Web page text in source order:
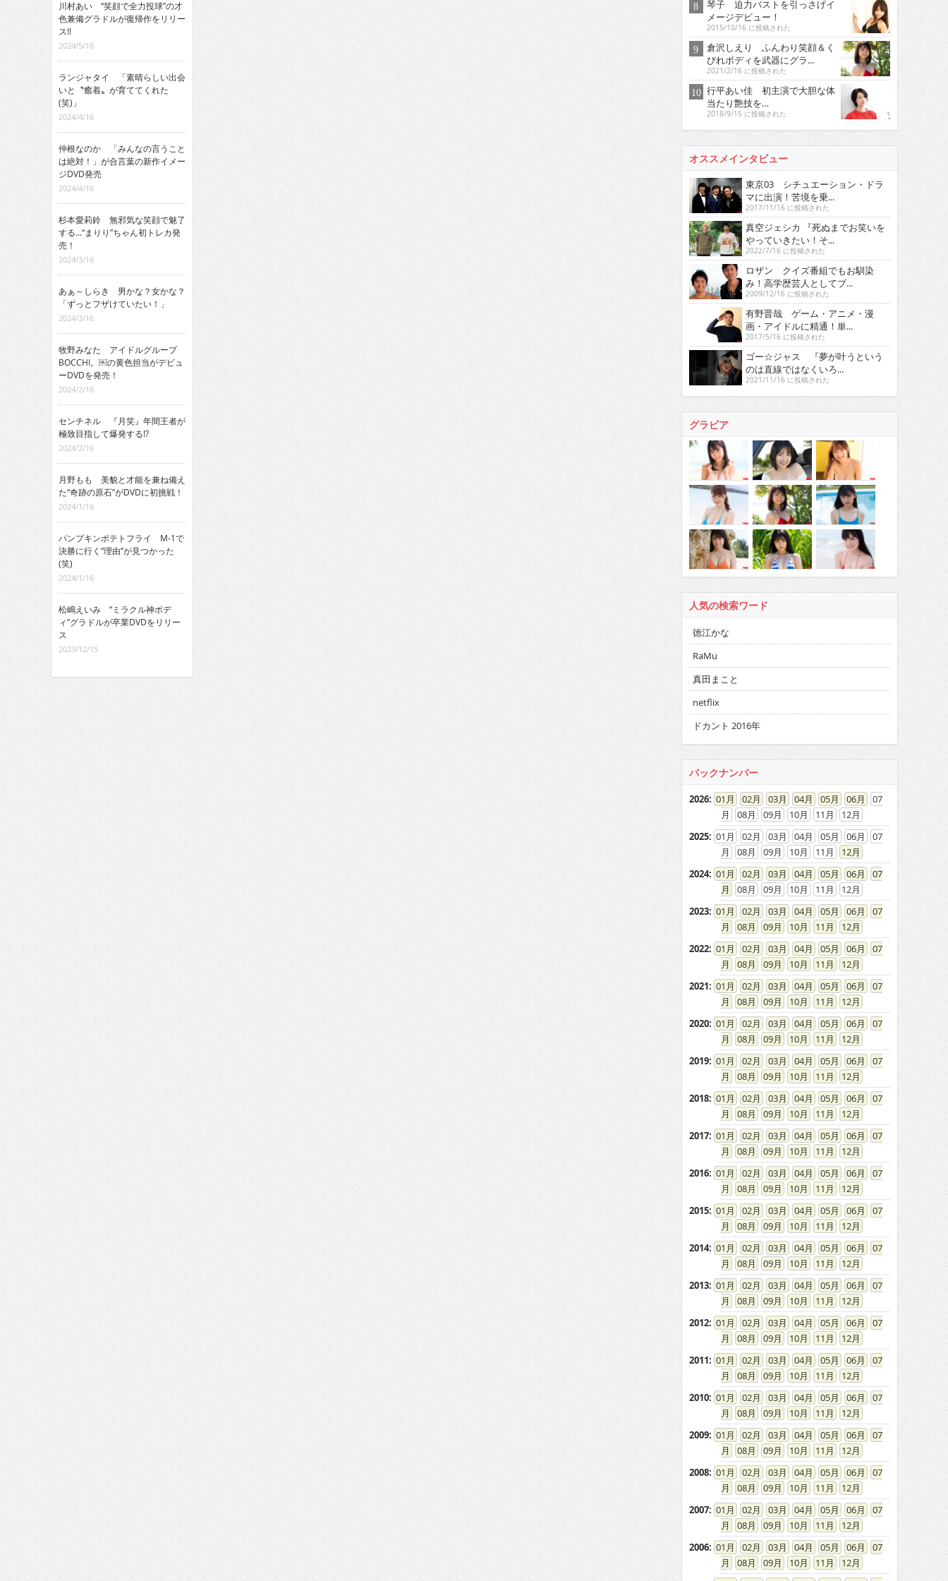
川村あい “笑顔で全力投球”の才
色兼備グラドルが復帰作をリリー
ス!!
2024/5/16
ランジャタイ 「素晴らしい出会
いと〝癒着〟が育ててくれた
(笑)」
2024/4/16
仲根なのか 「みんなの言うこと
は絶対！」が合言葉の新作イメー
ジDVD発売
2024/4/16
杉本愛莉鈴 無邪気な笑顔で魅了
する…“まりり”ちゃん初トレカ発
売！
2024/3/16
あぁ～しらき 男かな？女かな？
「ずっとフザけていたい！」
2024/3/16
牧野みなた アイドルグループ
BOCCHI。￼の黄色担当がデビュ
ーDVDを発売！
2024/2/16
センチネル 『月笑』年間王者が
極致目指して爆発する!?
2024/2/16
月野もも 美貌と才能を兼ね備え
た“奇跡の原石”がDVDに初挑戦！
2024/1/16
パンプキンポテトフライ M-1で
決勝に行く“理由”が見つかった
(笑)
2024/1/16
松嶋えいみ “ミラクル神ボデ
ィ”グラドルが卒業DVDをリリー
ス
2023/12/15
琴子 迫力バストを引っさげイ
メージデビュー！
2015/10/16 に投稿された
倉沢しえり ふんわり笑顔＆く
びれボディを武器にグラ...
2021/2/16 に投稿された
行平あい佳 初主演で大胆な体
当たり艶技を…
2018/9/15 に投稿された
オススメインタビュー
東京03 シチュエーション・ドラ
マに出演！苦境を乗...
2017/11/16 に投稿された
真空ジェシカ 『死ぬまでお笑いを
やっていきたい！そ...
2022/7/16 に投稿された
ロザン クイズ番組でもお馴染
み！高学歴芸人としてブ...
2009/12/16 に投稿された
有野晋哉 ゲーム・アニメ・漫
画・アイドルに精通！単...
2017/5/16 に投稿された
ゴー☆ジャス 『夢が叶うという
のは直線ではなくいろ...
2021/11/16 に投稿された
グラビア
人気の検索ワード
徳江かな
RaMu
真田まこと
netflix
ドカント 2016年
バックナンバー
2026: 01 02 03 04 05 06
07
08
09 10 11
12
2025: 01 02 03 04 05 06
07
08
09 10 11
12
2024: 01 02 03 04 05 06
07
08
09 10 11
12
2023: 01 02 03 04 05 06
07
08
09 10 11
12
2022: 01 02 03 04 05 06
07
08
09 10 11
12
2021: 01 02 03 04 05 06
07
08
09 10 11
12
2020: 01 02 03 04 05 06
07
08
09 10 11
12
2019: 01 02 03 04 05 06
07
08
09 10 11
12
2018: 01 02 03 04 05 06
07
08
09 10 11
12
2017: 01 02 03 04 05 06
07
08
09 10 11
12
2016: 01 02 03 04 05 06
07
08
09 10 11
12
2015: 01 02 03 04 05 06
07
08
09 10 11
12
2014: 01 02 03 04 05 06
07
08
09 10 11
12
2013: 01 02 03 04 05 06
07
08
09 10 11
12
2012: 01 02 03 04 05 06
07
08
09 10 11
12
2011: 01 02 03 04 05 06
07
08
09 10 11
12
2010: 01 02 03 04 05 06
07
08
09 10 11
12
2009: 01 02 03 04 05 06
07
08
09 10 11
12
2008: 01 02 03 04 05 06
07
08
09 10 11
12
2007: 01 02 03 04 05 06
07
08
09 10 11
12
2006: 01 02 03 04 05 06
07
08
09 10 11
12